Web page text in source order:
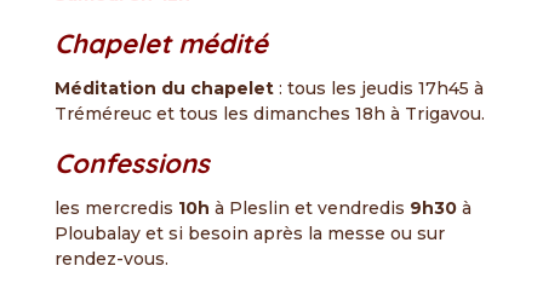
Chapelet médité
Méditation du chapelet : tous les jeudis 17h45 à
Tréméreuc et tous les dimanches 18h à Trigavou.
Confessions
les mercredis 10h à Pleslin et vendredis 9h30à
Ploubalay et si besoin après la messe ou sur
rendez-vous.